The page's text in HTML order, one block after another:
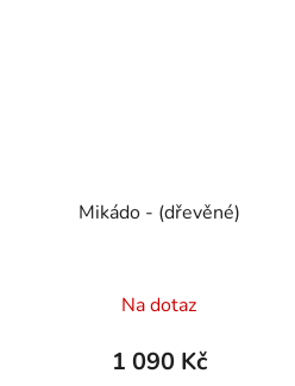
Mikádo - (dřevěné)
hodnocení
produktu
Na dotaz
1 090 Kč